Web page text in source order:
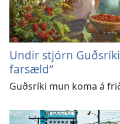
Undir stjórn
farsæld“
Guðsríki mun koma á